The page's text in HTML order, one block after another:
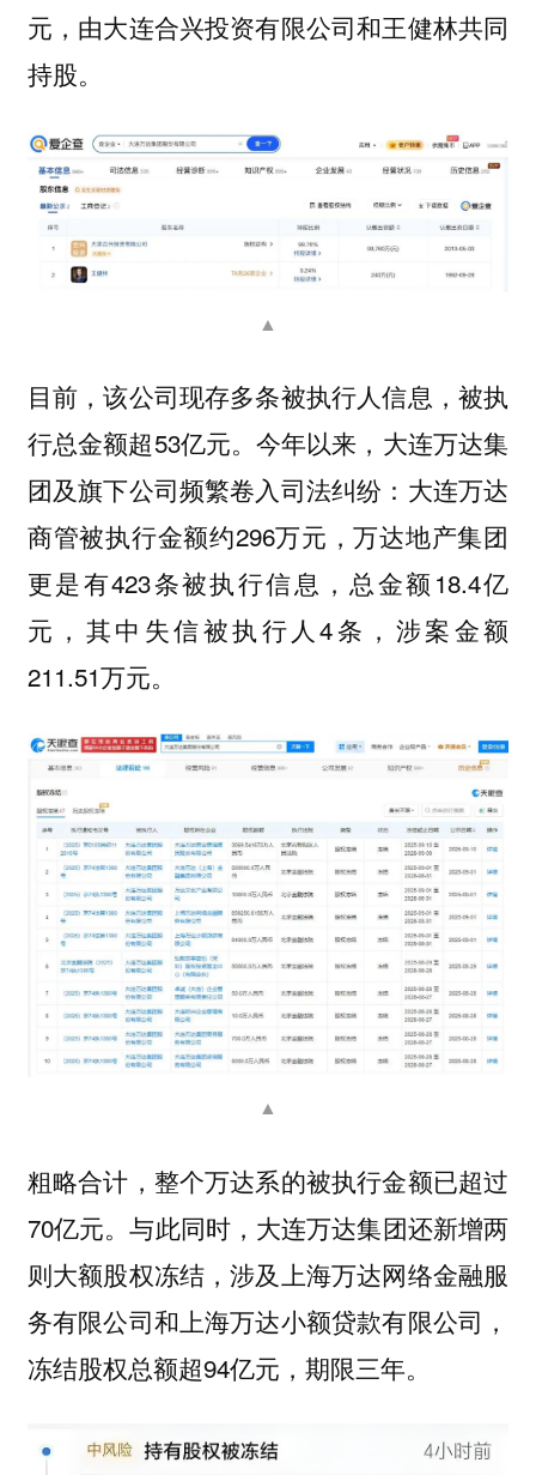
元，由大连合兴投资有限公司和王健林共同
持股。
▲
目前，该公司现存多条被执行人信息，被执
行总金额超53亿元。今年以来，大连万达集
团及旗下公司频繁卷入司法纠纷：大连万达
商管被执行金额约296万元，万达地产集团
更是有423条被执行信息，总金额18.4亿
元，其中失信被执行人4条，涉案金额
211.51万元。
▲
粗略合计，整个万达系的被执行金额已超过
70亿元。与此同时，大连万达集团还新增两
则大额股权冻结，涉及上海万达网络金融服
务有限公司和上海万达小额贷款有限公司，
冻结股权总额超94亿元，期限三年。